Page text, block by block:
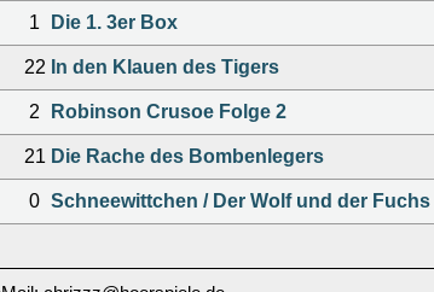
1 Die 1. 3er Box
22 In den Klauen des Tigers
2 Robinson Crusoe Folge 2
21 Die Rache des Bombenlegers
0 Schneewittchen / Der Wolf und der Fuchs